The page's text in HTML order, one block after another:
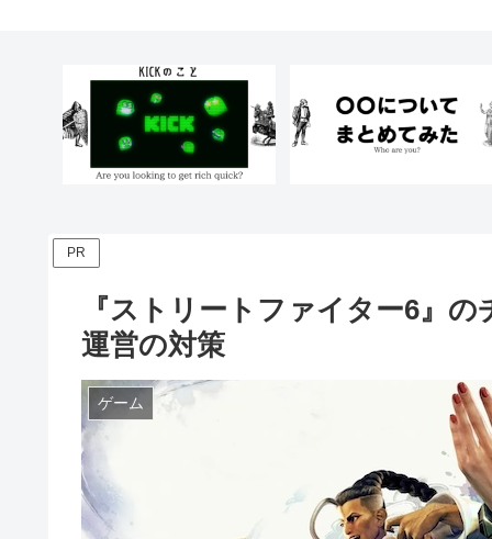
PR
『ストリートファイター6』
運営の対策
ゲーム